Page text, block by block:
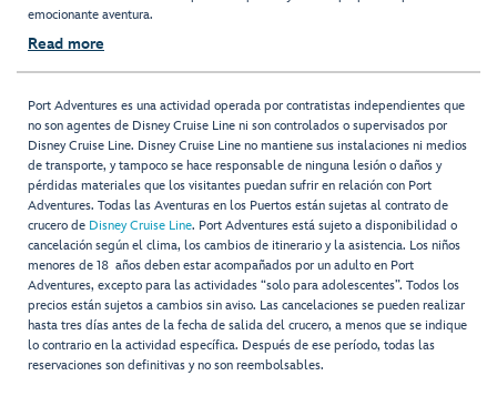
emocionante aventura.
Read more
Port Adventures es una actividad operada por contratistas independientes que
no son agentes de Disney Cruise Line ni son controlados o supervisados por
Disney Cruise Line. Disney Cruise Line no mantiene sus instalaciones ni medios
de transporte, y tampoco se hace responsable de ninguna lesión o daños y
pérdidas materiales que los visitantes puedan sufrir en relación con Port
Adventures. Todas las Aventuras en los Puertos están sujetas al contrato de
crucero de Disney Cruise Line. Port Adventures está sujeto a disponibilidad o
cancelación según el clima, los cambios de itinerario y la asistencia. Los niños
menores de 18 años deben estar acompañados por un adulto en Port
Adventures, excepto para las actividades “solo para adolescentes”. Todos los
precios están sujetos a cambios sin aviso. Las cancelaciones se pueden realizar
hasta tres días antes de la fecha de salida del crucero, a menos que se indique
lo contrario en la actividad específica. Después de ese período, todas las
reservaciones son definitivas y no son reembolsables.